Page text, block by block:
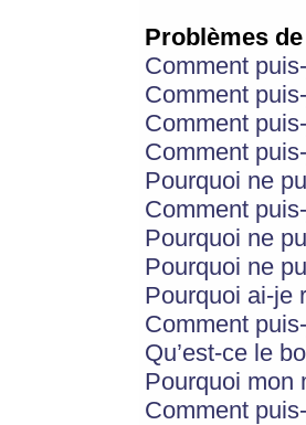
Problèmes
Comment
Comment
Comment
Comment
Pourquoi ne
Comment
Pourquoi ne
Pourquoi ne
Pourquoi ai-je
Comment
Qu’est-ce le
Pourquoi mon
Comment